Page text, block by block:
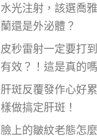
水光注射，該選喬
蘭還是外泌體？
皮秒雷射一定要打
有效？！這是真的
肝斑反覆發作心好
樣做搞定肝斑！
臉上的皺紋老態怎